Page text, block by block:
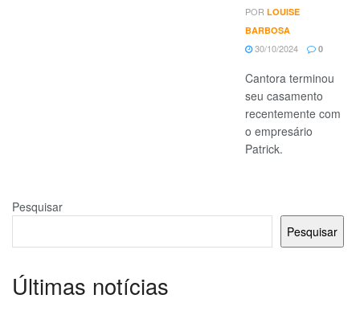
POR LOUISE
BARBOSA
30/10/2024 0
Cantora terminou
seu casamento
recentemente com
o empresário
Patrick.
Pesquisar
Pesquisar
Últimas notícias